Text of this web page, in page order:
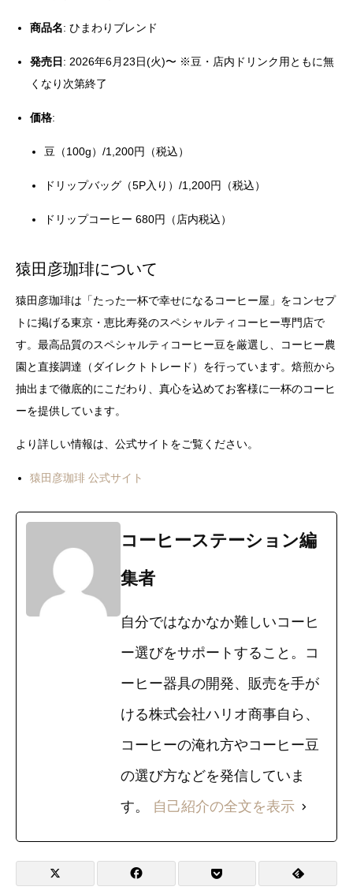
商品名: ひまわりブレンド
発売日 : 2026年6月23日(火)〜 ※豆・店内ドリンク用ともに無
くなり次第終了
価格:
豆（100g）/1,200円（税込）
ドリップバッグ（5P入り）/1,200円（税込）
ドリップコーヒー 680円（店内税込）
猿田彦珈琲について
猿田彦珈琲は「たった一杯で幸せになるコーヒー屋」をコンセプ
トに掲げる東京・恵比寿発のスペシャルティコーヒー専門店で
す。最高品質のスペシャルティコーヒー豆を厳選し、コーヒー農
園と直接調達（ダイレクトトレード）を行っています。焙煎から
抽出まで徹底的にこだわり、真心を込めてお客様に一杯のコーヒ
ーを提供しています。
より詳しい情報は、公式サイトをご覧ください。
猿田彦珈琲 公式サイト
コーヒーステーション編
集者
自分ではなかなか難しいコーヒ
ー選びをサポートすること。コ
ーヒー器具の開発、販売を手が
ける株式会社ハリオ商事自ら、
コーヒーの淹れ方やコーヒー豆
の選び方などを発信していま
す。 自己紹介の全文を表示